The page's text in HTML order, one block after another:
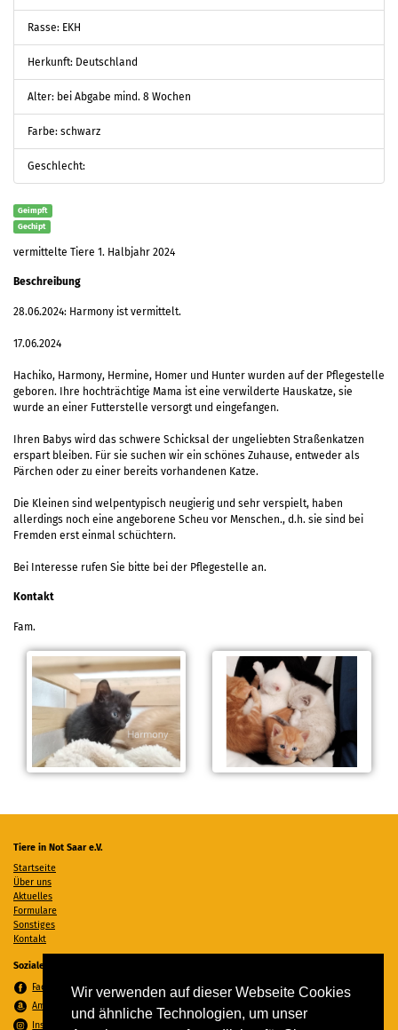
Wir verwenden auf dieser Webseite Cookies
und ähnliche Technologien, um unser
Rasse: EKH
Herkunft: Deutschland
Alter: bei Abgabe mind. 8 Wochen
Farbe: schwarz
Geschlecht:
Geimpft
Gechipt
vermittelte Tiere 1. Halbjahr 2024
Beschreibung
28.06.2024: Harmony ist vermittelt.
17.06.2024
Hachiko, Harmony, Hermine, Homer und Hunter wurden auf der Pflegestelle
geboren. Ihre hochträchtige Mama ist eine verwilderte Hauskatze, sie
wurde an einer Futterstelle versorgt und eingefangen.
Ihren Babys wird das schwere Schicksal der ungeliebten Straßenkatzen
erspart bleiben. Für sie suchen wir ein schönes Zuhause, entweder als
Pärchen oder zu einer bereits vorhandenen Katze.
Die Kleinen sind welpentypisch neugierig und sehr verspielt, haben
allerdings noch eine angeborene Scheu vor Menschen., d.h. sie sind bei
Fremden erst einmal schüchtern.
Bei Interesse rufen Sie bitte bei der Pflegestelle an.
Kontakt
Fam.
Tiere in Not Saar e.V.
Startseite
Über uns
Aktuelles
Formulare
Sonstiges
Kontakt
Soziale Medien
Facebook
Amazon Wunschzettel
Instagram